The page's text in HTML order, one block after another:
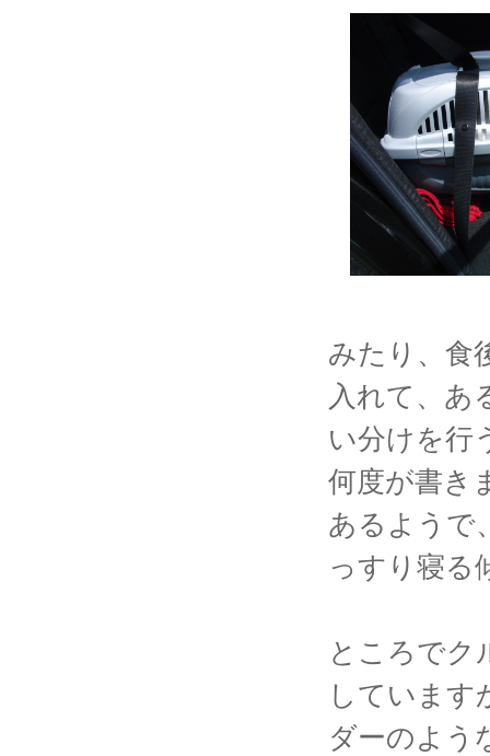
みたり、食
入れて、あ
い分けを行
何度が書き
あるようで
っすり寝る
ところでク
しています
ダーのよう